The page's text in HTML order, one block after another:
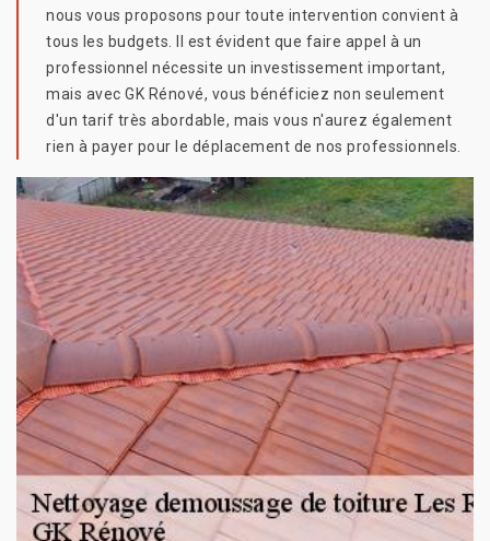
nous vous proposons pour toute intervention convient à
tous les budgets. Il est évident que faire appel à un
professionnel nécessite un investissement important,
mais avec GK Rénové, vous bénéficiez non seulement
d'un tarif très abordable, mais vous n'aurez également
rien à payer pour le déplacement de nos professionnels.